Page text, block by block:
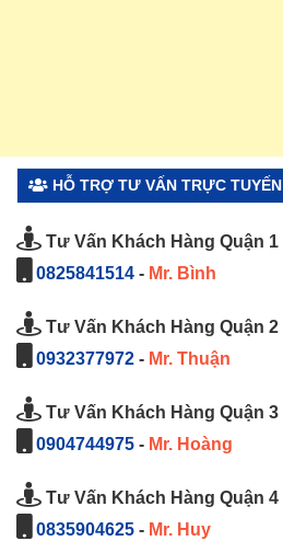
HỖ TRỢ TƯ VẤN TRỰC TUYẾN
Tư Vấn Khách Hàng Quận 1
0825841514 - Mr. Bình
Tư Vấn Khách Hàng Quận 2
0932377972 - Mr. Thuận
Tư Vấn Khách Hàng Quận 3
0904744975 - Mr. Hoàng
Tư Vấn Khách Hàng Quận 4
0835904625 - Mr. Huy